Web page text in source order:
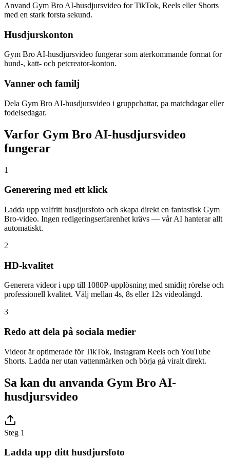
Anvand Gym Bro AI-husdjursvideo for TikTok, Reels eller Shorts
med en stark forsta sekund.
Husdjurskonton
Gym Bro AI-husdjursvideo fungerar som aterkommande format for
hund-, katt- och petcreator-konton.
Vanner och familj
Dela Gym Bro AI-husdjursvideo i gruppchattar, pa matchdagar eller
fodelsedagar.
Varfor Gym Bro AI-husdjursvideo
fungerar
1
Generering med ett klick
Ladda upp valfritt husdjursfoto och skapa direkt en fantastisk Gym
Bro-video. Ingen redigeringserfarenhet krävs — vår AI hanterar allt
automatiskt.
2
HD-kvalitet
Generera videor i upp till 1080P-upplösning med smidig rörelse och
professionell kvalitet. Välj mellan 4s, 8s eller 12s videolängd.
3
Redo att dela på sociala medier
Videor är optimerade för TikTok, Instagram Reels och YouTube
Shorts. Ladda ner utan vattenmärken och börja gå viralt direkt.
Sa kan du anvanda Gym Bro AI-
husdjursvideo
Steg 1
Ladda upp ditt husdjursfoto